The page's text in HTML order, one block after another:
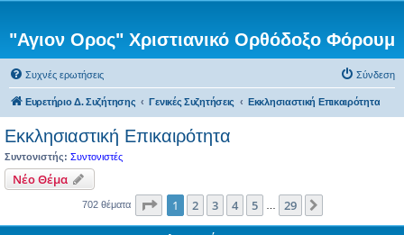
"Αγιον Ορος" Χριστιανικό Ορθόδοξο Φόρουμ
Συχνές ερωτήσεις Σύνδεση
Ευρετήριο Δ. Συζήτησης Γενικές Συζητήσεις Εκκλησιαστική Επικαιρότητα
Εκκλησιαστική Επικαιρότητα
Συντονιστής: Συντονιστές
Νέο Θέμα
702 θέματα Σελίδα από29
1 2 3 4 5 29